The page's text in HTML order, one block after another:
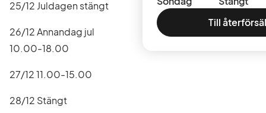
25/12 Juldagen stängt
26/12 Annandag jul
10.00-18.00
27/12 11.00-15.00
28/12 Stängt
Till